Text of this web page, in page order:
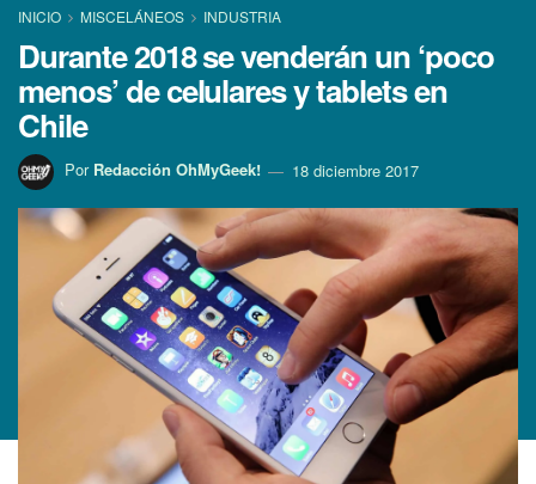
INICIO MISCELÁNEOS INDUSTRIA
Durante 2018 se venderán un ‘poco
menos’ de celulares y tablets en
Chile
Por Redacción OhMyGeek! 18 diciembre 2017